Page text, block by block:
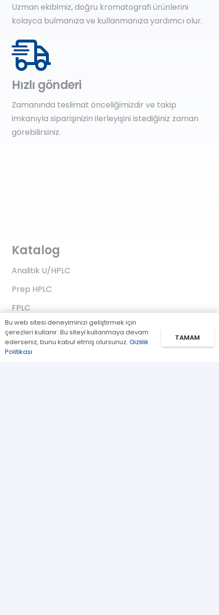
Uzman ekibimiz, doğru kromatografi ürünlerini
kolayca bulmanıza ve kullanmanıza yardımcı olur.
Hızlı gönderi
Zamanında teslimat önceliğimizdir ve takip
imkanıyla siparişinizin ilerleyişini istediğiniz zaman
görebilirsiniz.
Katalog
Analitik U/HPLC
Prep HPLC
FPLC
Gaz Kromatografi
Standartlar/Reaktifler
Bu web sitesi deneyiminizi geliştirmek için
çerezleri kullanır. Bu siteyi kullanmaya devam
ederseniz, bunu kabul etmiş olursunuz. Gizlilik
Politikası
TAMAM